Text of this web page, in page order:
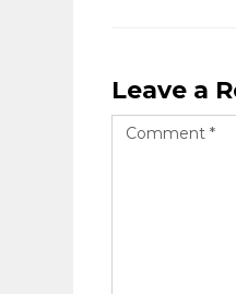
Leave a